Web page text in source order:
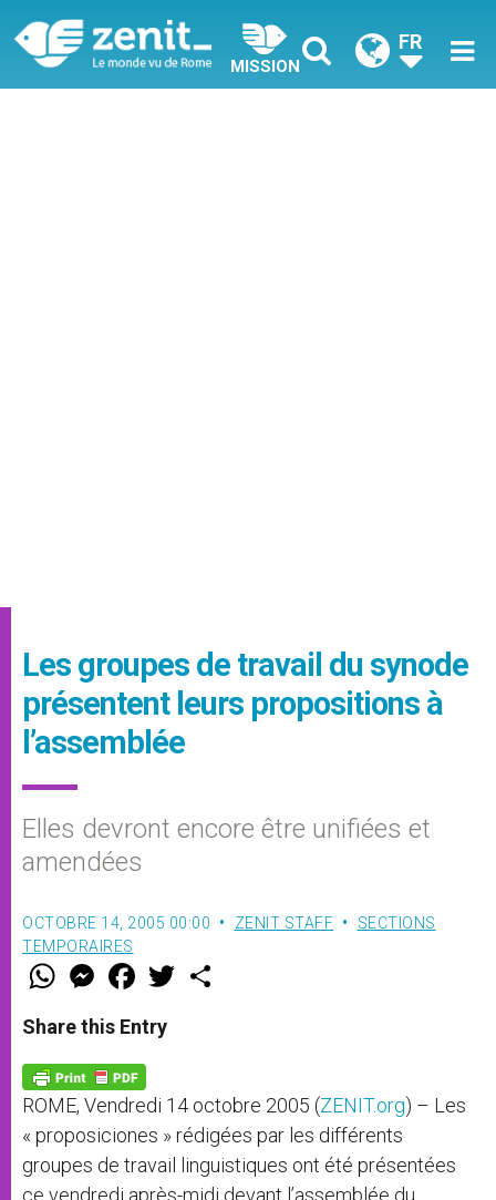
MISSION
FR
Les groupes de travail du synode
présentent leurs propositions à
l’assemblée
Elles devront encore être unifiées et
amendées
OCTOBRE 14, 2005 00:00 ZENIT STAFF
SECTIONS
TEMPORAIRES
W
t
s
p
p
M
e
s
e
g
e
r
F
a
e
b
o
k
w
Share this Entry
ROME, Vendredi 14 octobre 2005 (ZENIT.org) – Les
« proposiciones » rédigées par les différents
groupes de travail linguistiques ont été présentées
ce vendredi après-midi devant l’assemblée du